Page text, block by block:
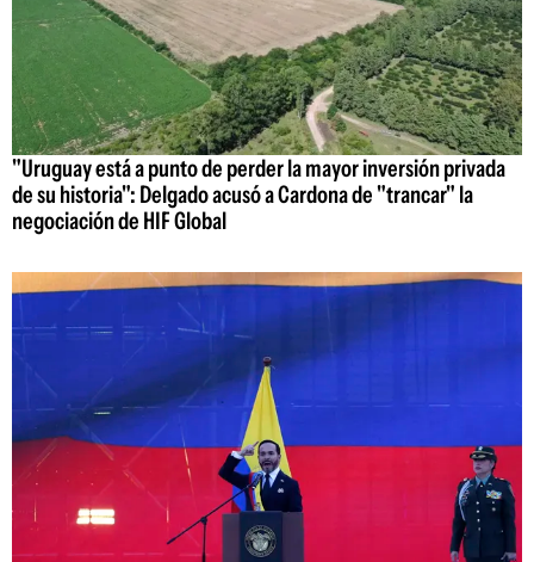
"Uruguay está a punto de perder la mayor inversión privada
de su historia": Delgado acusó a Cardona de "trancar" la
negociación de HIF Global